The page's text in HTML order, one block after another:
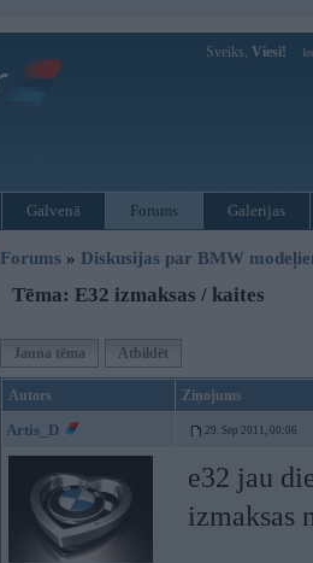
Sveiks, Viesi!
Galvenā Forums Galerijas
Forums » Diskusijas par BMW
Tēma: E32 izmaksas / kaites
Jauna tēma Atbildēt
Autors Ziņojums
Artis_D 29. Sep 2011, 00:06
e32 jau
izmaksas